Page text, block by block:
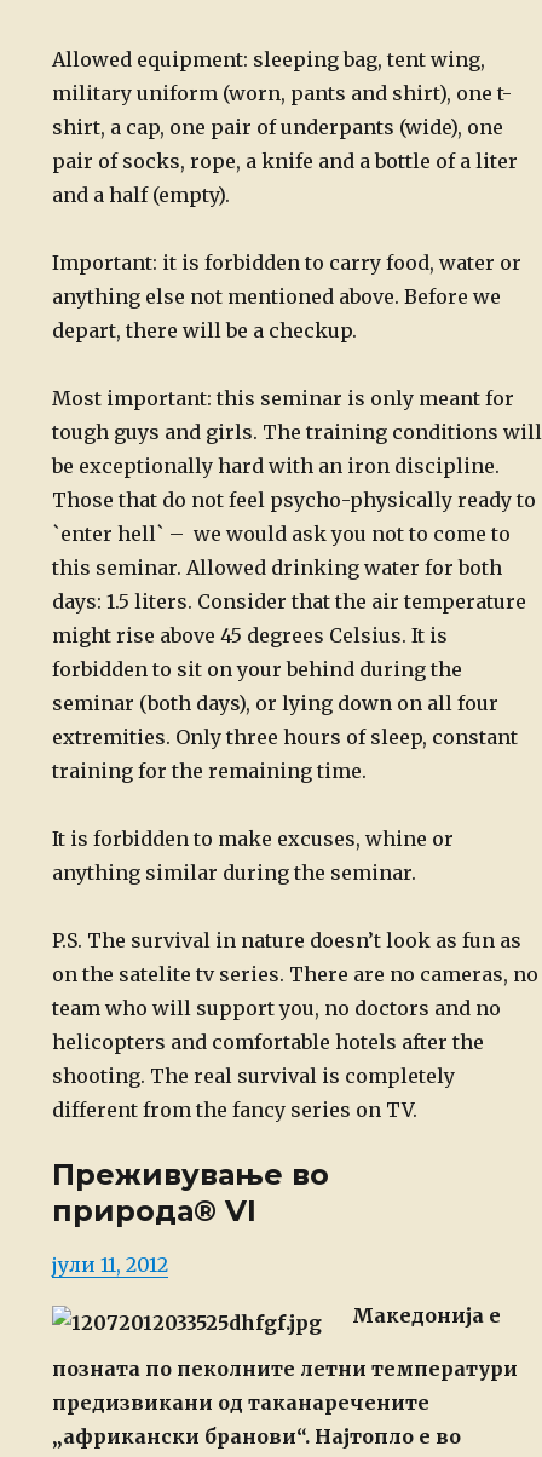
Allowed equipment: sleeping bag, tent wing,
military uniform (worn, pants and shirt), one t-
shirt, a cap, one pair of underpants (wide), one
pair of socks, rope, a knife and a bottle of a liter
and a half (empty).
Important: it is forbidden to carry food, water or
anything else not mentioned above. Before we
depart, there will be a checkup.
Most important: this seminar is only meant for
tough guys and girls. The training conditions will
be exceptionally hard with an iron discipline.
Those that do not feel psycho-physically ready to
`enter hell` – we would ask you not to come to
this seminar. Allowed drinking water for both
days: 1.5 liters. Consider that the air temperature
might rise above 45 degrees Celsius. It is
forbidden to sit on your behind during the
seminar (both days), or lying down on all four
extremities. Only three hours of sleep, constant
training for the remaining time.
It is forbidden to make excuses, whine or
anything similar during the seminar.
P.S. The survival in nature doesn’t look as fun as
on the satelite tv series. There are no cameras, no
team who will support you, no doctors and no
helicopters and comfortable hotels after the
shooting. The real survival is completely
different from the fancy series on TV.
Преживување во
природа® VI
Posted
јули 11, 2012
Maкедонија е
позната попеколните летни температури
предизвикани од таканаречените
„африкански бранови“. Најтопло е во